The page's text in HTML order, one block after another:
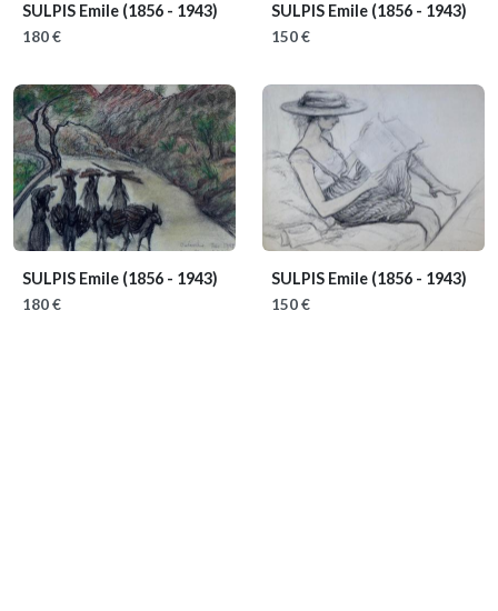
SULPIS Emile (1856 - 1943)
180 €
SULPIS Emile (1856 - 1943)
150 €
SULPIS Emile (1856 - 1943)
180 €
SULPIS Emile (1856 - 1943)
150 €